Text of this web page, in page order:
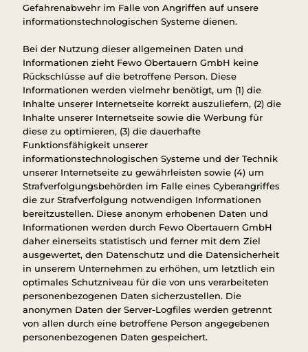
Gefahrenabwehr im Falle von Angriffen auf unsere
informationstechnologischen Systeme dienen.
Bei der Nutzung dieser allgemeinen Daten und
Informationen zieht Fewo Obertauern GmbH keine
Rückschlüsse auf die betroffene Person. Diese
Informationen werden vielmehr benötigt, um (1) die
Inhalte unserer Internetseite korrekt auszuliefern, (2) die
Inhalte unserer Internetseite sowie die Werbung für
diese zu optimieren, (3) die dauerhafte
Funktionsfähigkeit unserer
informationstechnologischen Systeme und der Technik
unserer Internetseite zu gewährleisten sowie (4) um
Strafverfolgungsbehörden im Falle eines Cyberangriffes
die zur Strafverfolgung notwendigen Informationen
bereitzustellen. Diese anonym erhobenen Daten und
Informationen werden durch Fewo Obertauern GmbH
daher einerseits statistisch und ferner mit dem Ziel
ausgewertet, den Datenschutz und die Datensicherheit
in unserem Unternehmen zu erhöhen, um letztlich ein
optimales Schutzniveau für die von uns verarbeiteten
personenbezogenen Daten sicherzustellen. Die
anonymen Daten der Server-Logfiles werden getrennt
von allen durch eine betroffene Person angegebenen
personenbezogenen Daten gespeichert.